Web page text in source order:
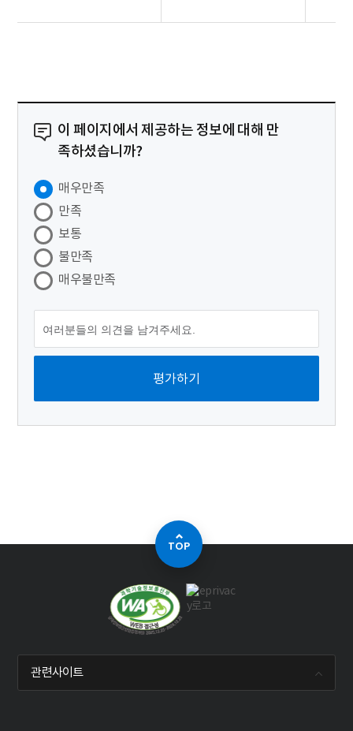
이 페이지에서 제공하는 정보에 대해 만
족하셨습니까?
매우만족
만족
보통
불만족
매우불만족
관련사이트
TOP